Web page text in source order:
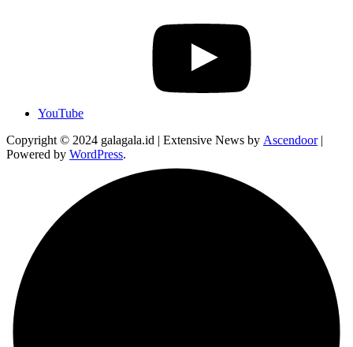
YouTube
Copyright © 2024 galagala.id | Extensive News by Ascendoor|
Powered by WordPress.